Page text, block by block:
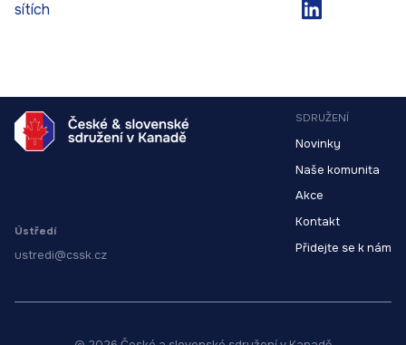
sítích
Ústředí
ustredi@cssk.cz
SDRUŽENÍ
Novinky
Naše komunita
Akce
Kontakt
Přidejte se k nám